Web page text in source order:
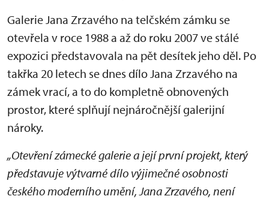
Galerie Jana Zrzavého na telčském zámku se
otevřela v roce 1988 a až do roku 2007 ve stálé
expozici představovala na pět desítek jeho děl. Po
takřka 20 letech se dnes dílo Jana Zrzavého na
zámek vrací, a to do kompletně obnovených
prostor, které splňují nejnáročnější galerijní
nároky.
„Otevření zámecké galerie a její první projekt, který
představuje výtvarné dílo výjimečné osobnosti
českého moderního umění, Jana Zrzavého, není